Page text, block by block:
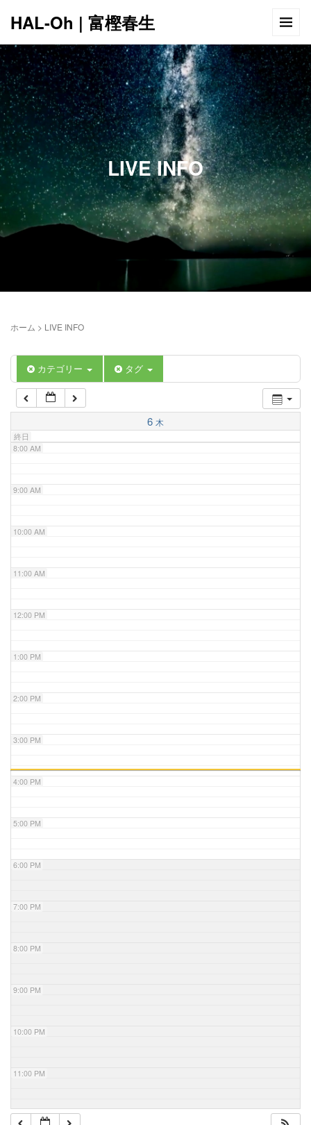
HAL-Oh | 富樫春生
LIVE INFO
ホーム > LIVE INFO
カテゴリー タグ
6 木
終日
12:00 AM
1:00 AM
2:00 AM
5:00 AM
6:00 AM
7:00 AM
8:00 AM
9:00 AM
10:00 AM
11:00 AM
12:00 PM
1:00 PM
2:00 PM
3:00 PM
4:00 PM
5:00 PM
6:00 PM
7:00 PM
8:00 PM
9:00 PM
10:00 PM
11:00 PM